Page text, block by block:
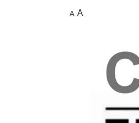
A A